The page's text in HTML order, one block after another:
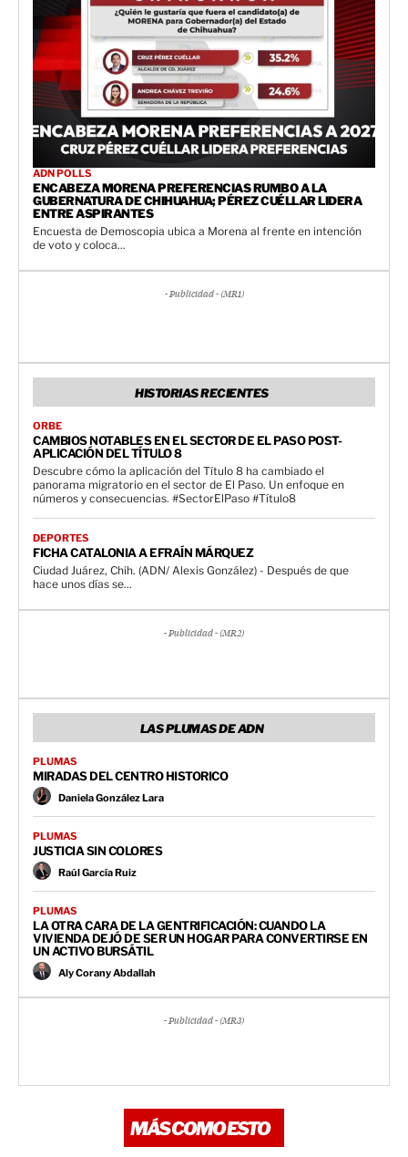
ADN POLLS
ENCABEZA MORENA PREFERENCIAS RUMBO A LA
GUBERNATURA DE CHIHUAHUA; PÉREZ CUÉLLAR LIDERA
ENTRE ASPIRANTES
Encuesta de Demoscopia ubica a Morena al frente en intención
de voto y coloca...
- Publicidad - (MR1)
HISTORIAS RECIENTES
ORBE
CAMBIOS NOTABLES EN EL SECTOR DE EL PASO POST-
APLICACIÓN DEL TÍTULO 8
Descubre cómo la aplicación del Título 8 ha cambiado el
panorama migratorio en el sector de El Paso. Un enfoque en
números y consecuencias. #SectorElPaso #Título8
DEPORTES
FICHA CATALONIA A EFRAÍN MÁRQUEZ
Ciudad Juárez, Chih. (ADN/ Alexis González) - Después de que
hace unos días se...
- Publicidad - (MR2)
LAS PLUMAS DE ADN
PLUMAS
MIRADAS DEL CENTRO HISTORICO
Daniela González Lara
PLUMAS
JUSTICIA SIN COLORES
Raúl García Ruiz
PLUMAS
LA OTRA CARA DE LA GENTRIFICACIÓN: CUANDO LA
VIVIENDA DEJÓ DE SER UN HOGAR PARA CONVERTIRSE EN
UN ACTIVO BURSÁTIL
Aly Corany Abdallah
- Publicidad - (MR3)
MÁS COMO ESTO